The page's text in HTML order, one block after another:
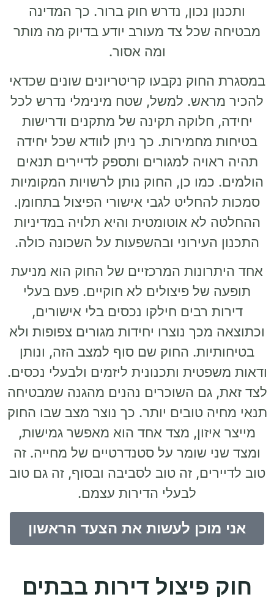
ותכנון נכון, נדרש חוק ברור. כך המדינה
מבטיחה שכל צד מעורב יודע בדיוק מה מותר
ומה אסור.
במסגרת החוק נקבעו קריטריונים שונים שכדאי
להכיר מראש. למשל, שטח מינימלי נדרש לכל
יחידה, חלוקה תקינה של מתקנים ודרישות
בטיחות מחמירות. כך ניתן לוודא שכל יחידה
תהיה ראויה למגורים ותספק לדיירים תנאים
הולמים. כמו כן, החוק נותן לרשויות המקומיות
סמכות להחליט לגבי אישורי הפיצול בתחומן.
ההחלטה לא אוטומטית והיא תלויה במדיניות
התכנון העירוני ובהשפעות על השכונה כולה.
אחד היתרונות המרכזיים של החוק הוא מניעת
תופעה של פיצולים לא חוקיים. פעם בעלי
דירות רבים חילקו נכסים בלי אישורים,
וכתוצאה מכך נוצרו יחידות מגורים צפופות ולא
בטיחותיות. החוק שם סוף למצב הזה, ונותן
ודאות משפטית ותכנונית ליזמים ולבעלי נכסים.
לצד זאת, גם השוכרים נהנים מהגנה שמבטיחה
תנאי מחיה טובים יותר. כך נוצר מצב שבו החוק
מייצר איזון, מצד אחד הוא מאפשר גמישות,
ומצד שני שומר על סטנדרטיים של מחייה. זה
טוב לדיירים, זה טוב לסביבה ובסוף, זה גם טוב
לבעלי הדירות עצמם.
אני מוכן לעשות את הצעד הראשון
חוק פיצול דירות בבתים